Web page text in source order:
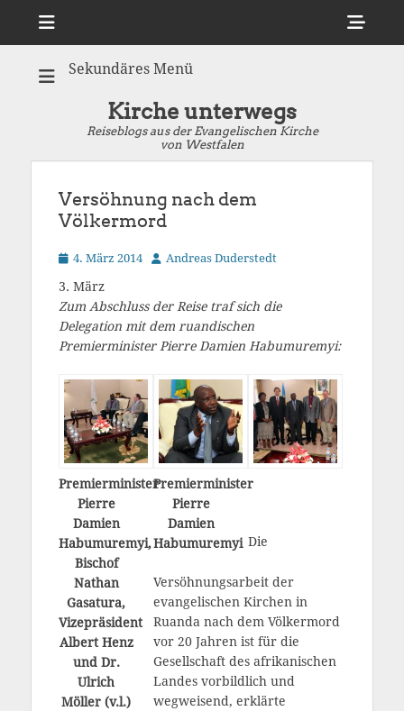
Sekundäres Menü
Kirche unterwegs
Reiseblogs aus der Evangelischen Kirche
von Westfalen
Versöhnung nach dem
Völkermord
Veröffentlicht
4. März 2014 AutorAndreas Duderstedt
3. März
Zum Abschluss der Reise traf sich die
Delegation mit dem ruandischen
Premierminister Pierre Damien Habumuremyi:
Premierminister
Pierre
Damien
Habumuremyi,
Bischof
Nathan
Gasatura,
Vizepräsident
Albert Henz
und Dr.
Ulrich
Möller (v.l.)
Premierminister
Pierre
Damien
Habumuremyi Die
Versöhnungsarbeit der
evangelischen Kirchen in
Ruanda nach dem Völkermord
vor 20 Jahren ist für die
Gesellschaft des afrikanischen
Landes vorbildlich und
wegweisend, erklärte